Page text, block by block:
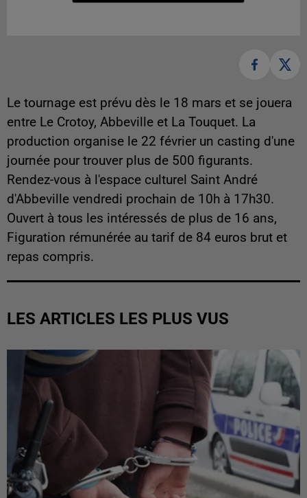
Le tournage est prévu dès le 18 mars et se jouera
entre Le Crotoy, Abbeville et La Touquet. La
production organise le 22 février un casting d'une
journée pour trouver plus de 500 figurants.
Rendez-vous à l'espace culturel Saint André
d'Abbeville vendredi prochain de 10h à 17h30.
Ouvert à tous les intéressés de plus de 16 ans,
Figuration rémunérée au tarif de 84 euros brut et
repas compris.
LES ARTICLES LES PLUS VUS